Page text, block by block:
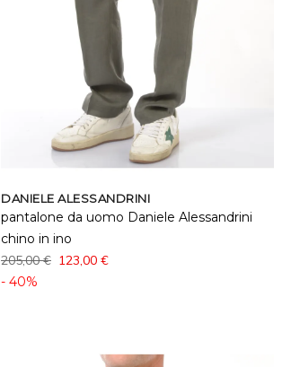
DANIELE ALESSANDRINI
pantalone da uomo Daniele Alessandrini
chino in ino
205,00 € 123,00 €
- 40%